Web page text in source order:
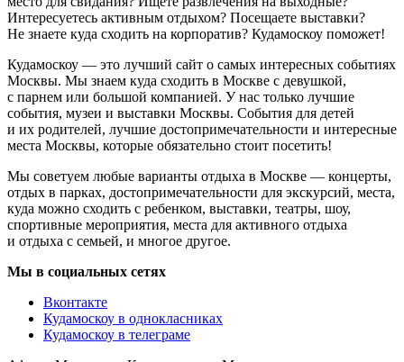
Интересуетесь активным отдыхом? Посещаете выставки?
Не знаете куда сходить на корпоратив? Кудамоскоу поможет!
Кудамоскоу — это лучший сайт о самых интересных событиях
Москвы. Мы знаем куда сходить в Москве с девушкой,
с парнем или большой компанией. У нас только лучшие
события, музеи и выставки Москвы. События для детей
и их родителей, лучшие достопримечательности и интересные
места Москвы, которые обязательно стоит посетить!
Мы советуем любые варианты отдыха в Москве — концерты,
отдых в парках, достопримечательности для экскурсий, места,
куда можно сходить с ребенком, выставки, театры, шоу,
спортивные мероприятия, места для активного отдыха
и отдыха с семьей, и многое другое.
Мы в социальных сетях
Вконтакте
Кудамоскоу в однокласниках
Кудамоскоу в телеграме